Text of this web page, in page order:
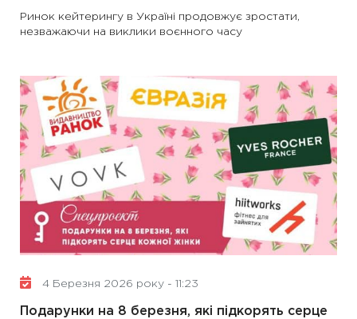
Ринок кейтерингу в Україні продовжує зростати,
незважаючи на виклики воєнного часу
4 Березня 2026 року - 11:23
Подарунки на 8 березня, які підкорять серце